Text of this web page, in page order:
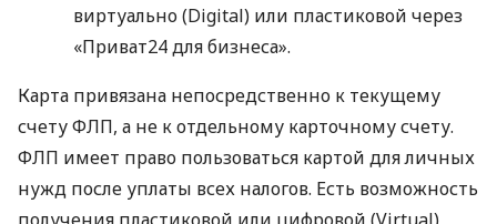
виртуально (Digital) или пластиковой через
«Приват24 для бизнеса».
Карта привязана непосредственно к текущему
счету ФЛП, а не к отдельному карточному счету.
ФЛП имеет право пользоваться картой для личных
нужд после уплаты всех налогов. Есть возможность